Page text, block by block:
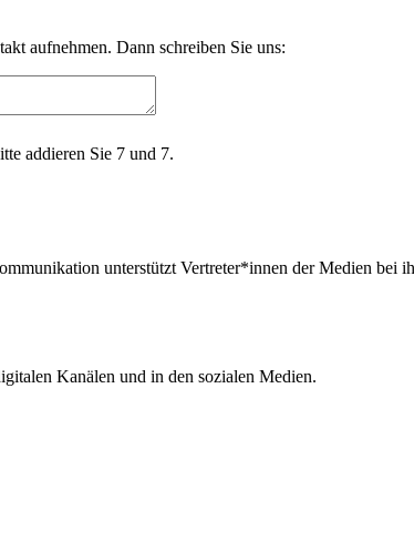
aufnehmen. Dann schreiben Sie uns:
addieren Sie 7 und 7.
unterstützt Vertreter*innen der Medien bei
Kanälen und in den sozialen Medien.